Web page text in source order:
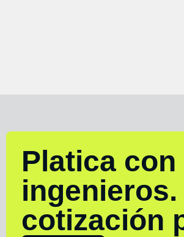
Platica
cotización